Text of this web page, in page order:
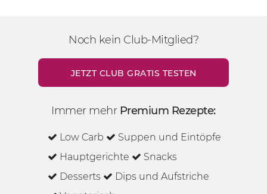
Noch kein Club-Mitglied?
JETZT CLUB GRATIS TESTEN
Immer mehr Premium Rezepte:
Low Carb
Suppen und Eintöpfe
Hauptgerichte
Snacks
Desserts
Dips und Aufstriche